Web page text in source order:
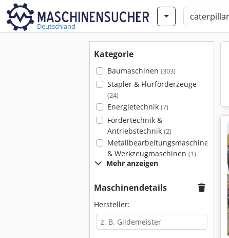
Deutschland
Kategorie
Baumaschinen (303)
Stapler & Flurförderzeuge
(24)
Energietechnik (7)
Fördertechnik &
Antriebstechnik (2)
Metallbearbeitungsmaschinen
& Werkzeugmaschinen (1)
Mehr anzeigen
Maschinendetails
Hersteller: